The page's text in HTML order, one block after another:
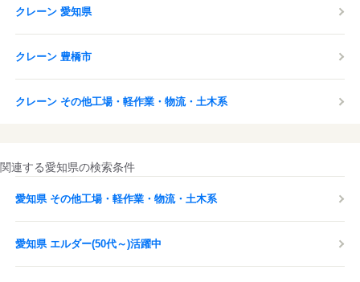
クレーン 愛知県
クレーン 豊橋市
クレーン その他工場・軽作業・物流・土木系
関連する愛知県の検索条件
愛知県 その他工場・軽作業・物流・土木系
愛知県 エルダー(50代～)活躍中